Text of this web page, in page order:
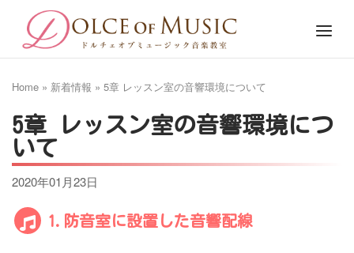
content
Home
Menu
Home » 新着情報 » 5章 レッスン室の音響環境について
5章 レッスン室の音響環境につ
いて
2020年01月23日
1.防音室に設置した音響配線